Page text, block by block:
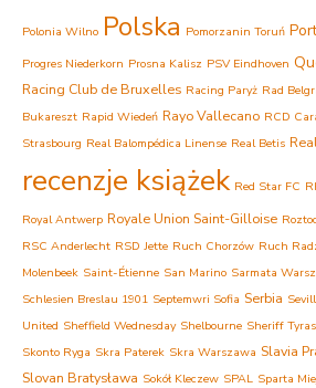
Polonia Wilno Polska Pomorzanin Toruń
Progres Niederkorn Prosna Kalisz PSV Eindhoven
Racing Club de Bruxelles Racing Paryż Rad
Bukareszt Rapid Wiedeń Rayo Vallecano RCD
Strasbourg Real Balompédica Linense Real Betis
recenzje książek Red Star FC
Royal Antwerp Royale Union Saint-Gilloise
RSC Anderlecht RSD Jette Ruch Chorzów Ruch
Molenbeek Saint-Étienne San Marino Sarmata
Schlesien Breslau 1901 Septemwri Sofia Serbia
United Sheffield Wednesday Shelbourne Sheriff
Skonto Ryga Skra Paterek Skra Warszawa Slavia
Slovan Bratysława Sokół Kleczew SPAL Sparta